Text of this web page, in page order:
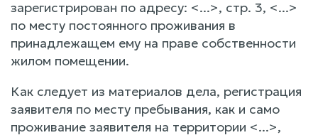
зарегистрирован по адресу: <...>, стр. 3, <...>
по месту постоянного проживания в
принадлежащем ему на праве собственности
жилом помещении.
Как следует из материалов дела, регистрация
заявителя по месту пребывания, как и само
проживание заявителя на территории <...>,